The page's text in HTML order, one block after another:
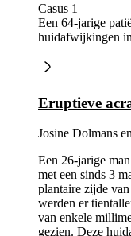
Casus 1
Een 64-jarige
huidafwijkingen
Eruptieve
Josine Dolmans
Een 26-jarige
met een sinds 3
plantaire zijde
werden er
van enkele
gezien. Deze